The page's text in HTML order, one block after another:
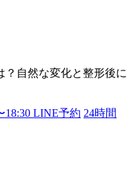
？自然な変化と整形後に
18:30 LINE予約 24時間